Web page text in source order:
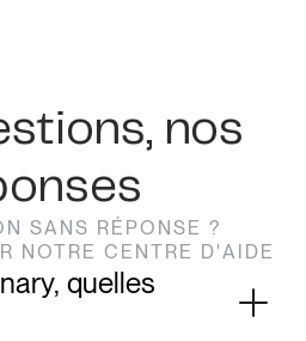
nos
SANS RÉPONSE ?
NOTRE CENTRE D'AIDE
quelles